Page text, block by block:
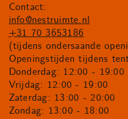
Contact:
info@nestruimte.nl
+31 70 3653186
(tijdens ondersaande
Openingstijden tijdens
Donderdag: 12:00 - 19:00
Vrijdag: 12:00 - 19:00
Zaterdag: 13:00 - 20:00
Zondag: 13:00 - 18:00